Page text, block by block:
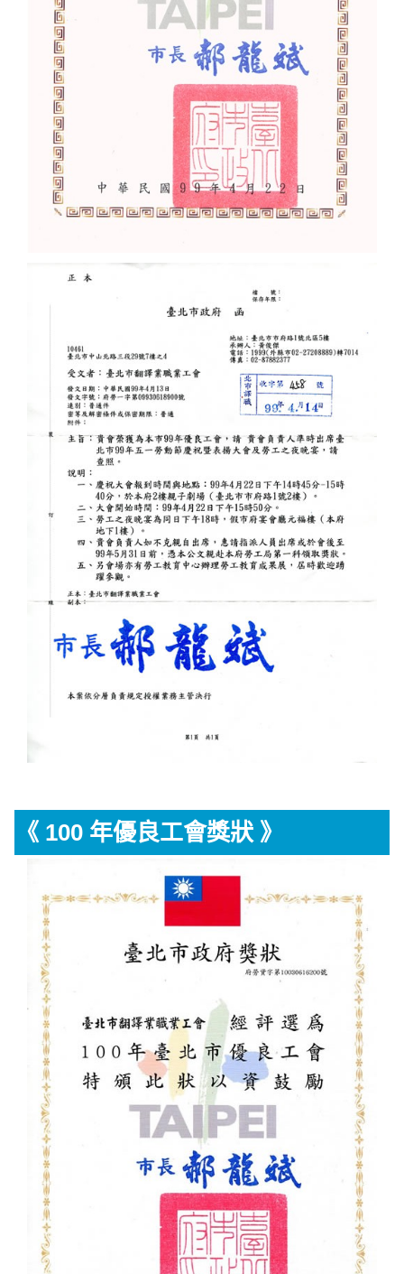
《 100 年優良工會獎狀 》